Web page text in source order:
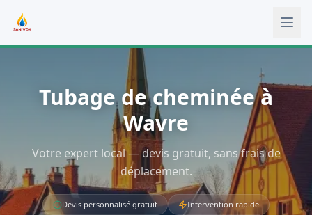
Tubage de cheminée à
Wavre
Votre expert local — devis gratuit, sans frais de
déplacement.
Devis personnalisé gratuit
Intervention rapide